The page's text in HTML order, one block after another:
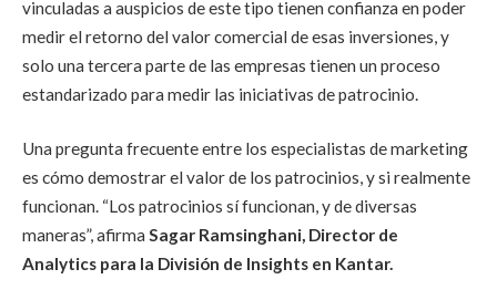
vinculadas a auspicios de este tipo tienen confianza en poder
medir el retorno del valor comercial de esas inversiones, y
solo una tercera parte de las empresas tienen un proceso
estandarizado para medir las iniciativas de patrocinio.
Una pregunta frecuente entre los especialistas de marketing
es cómo demostrar el valor de los patrocinios, y si realmente
funcionan. “Los patrocinios sí funcionan, y de diversas
maneras”, afirma Sagar Ramsinghani, Director de
Analytics para la División de Insights en Kantar.